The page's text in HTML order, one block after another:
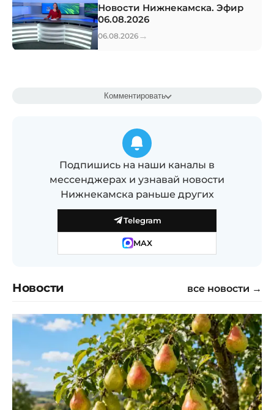
Новости Нижнекамска. Эфир
06.08.2026
06.08.2026 →
Комментировать
Подпишись на наши каналы в
мессенджерах и узнавай новости
Нижнекамска раньше других
Telegram
MAX
Новости все новости →